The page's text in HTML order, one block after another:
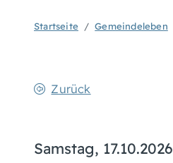
Startseite Gemeindeleben
Zurück
Samstag, 17.10.2026